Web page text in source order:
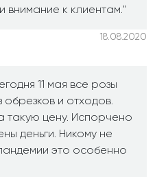
внимание к клиентам."
18.08.2020
11 мая все розы
обрезков и отходов.
такую цену. Испорчено
деньги. Никому не
это особенно